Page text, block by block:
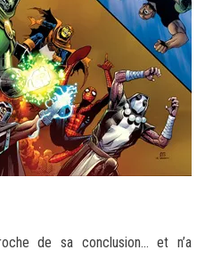
de sa conclusion… et n’a